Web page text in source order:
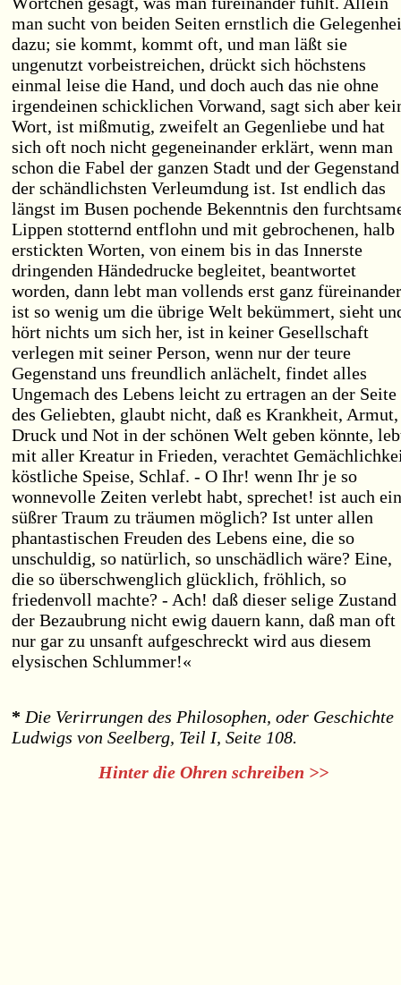
man sucht von beiden Seiten ernstlich die
dazu; sie kommt, kommt oft, und man läßt sie
ungenutzt vorbeistreichen, drückt sich höchstens
einmal leise die Hand, und doch auch das nie ohne
irgendeinen schicklichen Vorwand, sagt sich aber
Wort, ist mißmutig, zweifelt an Gegenliebe und hat
sich oft noch nicht gegeneinander erklärt, wenn man
schon die Fabel der ganzen Stadt und der Gegenstand
der schändlichsten Verleumdung ist. Ist endlich das
längst im Busen pochende Bekenntnis den
Lippen stotternd entflohn und mit gebrochenen, halb
erstickten Worten, von einem bis in das Innerste
dringenden Händedrucke begleitet, beantwortet
worden, dann lebt man vollends erst ganz
ist so wenig um die übrige Welt bekümmert, sieht
hört nichts um sich her, ist in keiner Gesellschaft
verlegen mit seiner Person, wenn nur der teure
Gegenstand uns freundlich anlächelt, findet alles
Ungemach des Lebens leicht zu ertragen an der Seite
des Geliebten, glaubt nicht, daß es Krankheit, Armut,
Druck und Not in der schönen Welt geben könnte,
mit aller Kreatur in Frieden, verachtet
köstliche Speise, Schlaf. - O Ihr! wenn Ihr je so
wonnevolle Zeiten verlebt habt, sprechet! ist auch ein
süßrer Traum zu träumen möglich? Ist unter allen
phantastischen Freuden des Lebens eine, die so
unschuldig, so natürlich, so unschädlich wäre? Eine,
die so überschwenglich glücklich, fröhlich, so
friedenvoll machte? - Ach! daß dieser selige Zustand
der Bezaubrung nicht ewig dauern kann, daß man oft
nur gar zu unsanft aufgeschreckt wird aus diesem
elysischen Schlummer!«
* Die Verirrungen des Philosophen, oder Geschichte
Ludwigs von Seelberg, Teil I, Seite 108.
Hinter die Ohren schreiben >>